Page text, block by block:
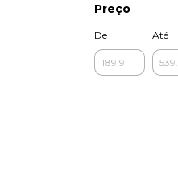
Preço
De Até